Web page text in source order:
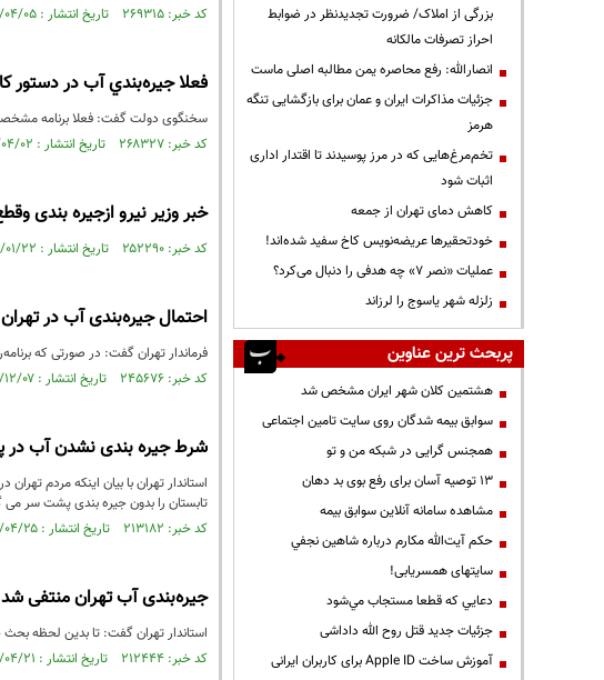
کد خبر: ۲۶۹۳۱۵ تاریخ انتشار : ۱۳۹۴/۰۴/۰۵
فعلا جيره‌بندي آب در دستور
سخنگوی دولت گفت: فعلا برنامه مشخصی
کد خبر: ۲۶۸۳۲۷ تاریخ انتشار : ۱۳۹۴/۰۴/۰۲
خبر وزیر نیرو ازجیره بندی
کد خبر: ۲۵۲۲۹۰ تاریخ انتشار : ۱۳۹۴/۰۱/۲۲
احتمال جیره‌بندی آب در
فرماندار تهران گفت: در صورتی که
کد خبر: ۲۴۵۶۷۶ تاریخ انتشار : ۱۳۹۳/۱۲/۰۷
شرط جیره بندی نشدن آب در
تابستان را بدون جیره بندی پشت سر می
کد خبر: ۲۱۳۱۸۲ تاریخ انتشار : ۱۳۹۳/۰۴/۲۵
جیره‌بندی آب تهران منتفی شد
استاندار تهران گفت: تا بدین لحظه
کد خبر: ۲۱۲۴۴۴ تاریخ انتشار : ۱۳۹۳/۰۴/۲۱
بزرگی از املاک/ ضرورت تجدیدنظر در ضوابط
احراز تصرفات مالکانه
انصارالله: رفع محاصره یمن مطالبه اصلی ماست
جزئیات مذاکرات ایران و عمان برای بازگشایی تنگه
هرمز
تخم‌مرغ‌هایی که در مرز پوسیدند تا اقتدار اداری
اثبات شود
کاهش دمای تهران از جمعه
خودتحقیرها عریضه‌نویس کاخ سفید شده‌اند!
عملیات «نصر ۷» چه هدفی را دنبال می‌کرد؟
زلزله شهر یاسوج را لرزاند
پربحث ترین عناوین
هشتمین کلان شهر ایران مشخص شد
سوابق بیمه شدگان روی سایت تامین اجتماعی
همجنس گرایی در شبکه من و تو
13 توصیه آسان برای رفع بوی بد دهان
مشاهده سامانه آنلاين سوابق بیمه
حكم آيت‌الله مكارم درباره شاهين نجفي
سایتهای همسریابی!
دعايي كه قطعا مستجاب مي‌شود
جزئیات جدید قتل روح الله داداشی
آموزش ساخت Apple ID برای کاربران ایرانی